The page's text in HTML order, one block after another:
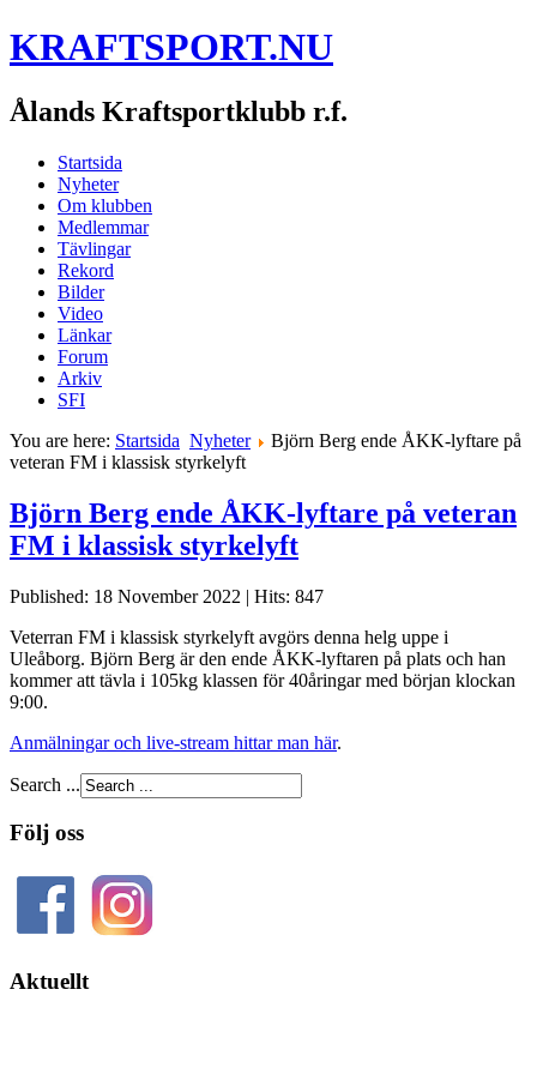
KRAFTSPORT.NU
Ålands Kraftsportklubb r.f.
Startsida
Nyheter
Om klubben
Medlemmar
Tävlingar
Rekord
Bilder
Video
Länkar
Forum
Arkiv
SFI
You are here: Startsida Nyheter
Björn Berg ende ÅKK-lyftare på
veteran FM i klassisk styrkelyft
Björn Berg ende ÅKK-lyftare på veteran
FM i klassisk styrkelyft
Published: 18 November 2022 | Hits: 847
Veterran FM i klassisk styrkelyft avgörs denna helg uppe i
Uleåborg. Björn Berg är den ende ÅKK-lyftaren på plats och han
kommer att tävla i 105kg klassen för 40åringar med början klockan
9:00.
Anmälningar och live-stream hittar man här.
Search ...
Följ oss
Aktuellt